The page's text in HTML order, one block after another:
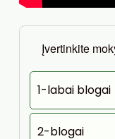
Įvertinkite
1-labai blogai
2-blogai